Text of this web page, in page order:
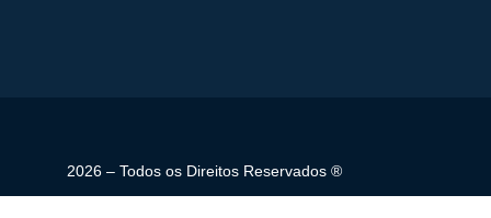
2026 – Todos os Direitos Reservados ®